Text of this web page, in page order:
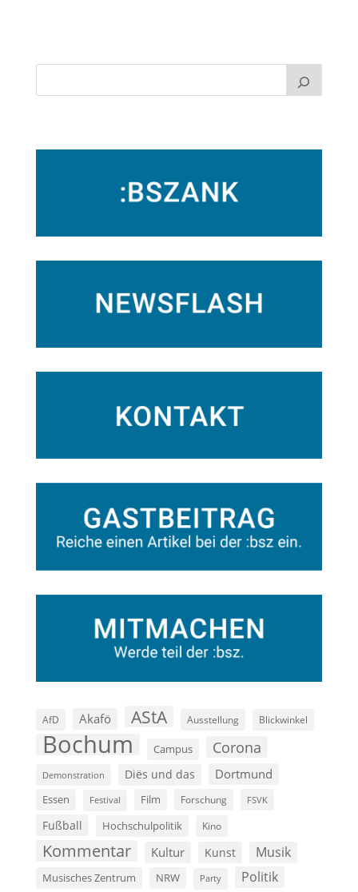
AfD Akafö AStA Ausstellung Blickwinkel
Bochum Campus Corona
Demonstration Diës und das Dortmund
Essen Festival Film Forschung FSVK
Fußball Hochschulpolitik Kino
Kommentar Kultur Kunst Musik
Musisches Zentrum NRW Party Politik